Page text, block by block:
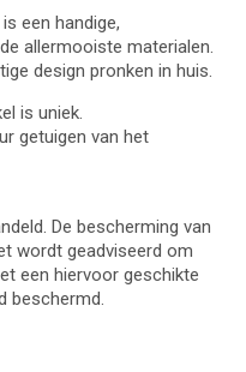
een handige,
allermooiste materialen.
design pronken in huis.
is uniek.
getuigen van het
De bescherming van
wordt geadviseerd om
een hiervoor geschikte
beschermd.